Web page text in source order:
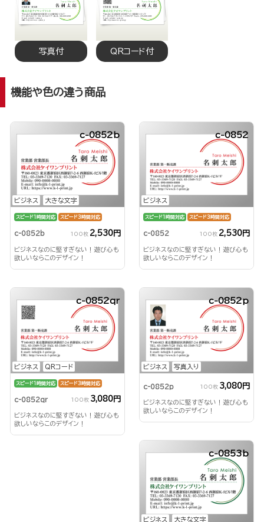
写真付 QRコード付
機能や色の違う商品
ビジネス 大きな文字
c-0852b
スピード1時間対応 スピード3時間対応
c-0852b 100枚 2,530円
ビジネスなのに堅すぎない！遊び心も
欲しいならこのデザイン！
ビジネス
c-0852
スピード1時間対応 スピード3時間対応
c-0852 100枚 2,530円
ビジネスなのに堅すぎない！遊び心も
欲しいならこのデザイン！
ビジネス QRコード
c-0852qr
スピード1時間対応 スピード3時間対応
c-0852qr 100枚 3,080円
ビジネスなのに堅すぎない！遊び心も
欲しいならこのデザイン！
ビジネス 写真入り
c-0852p
c-0852p 100枚 3,080円
ビジネスなのに堅すぎない！遊び心も
欲しいならこのデザイン！
ビジネス 大きな文字
c-0853b